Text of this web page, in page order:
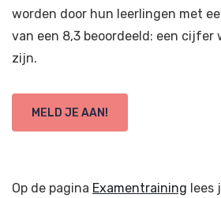
worden door hun leerlingen met
van een 8,3 beoordeeld: een cijfer
zijn.
MELD JE AAN!
Op de pagina Examentraining lees